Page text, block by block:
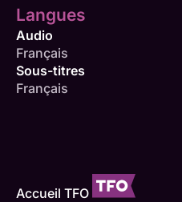
Langues
Audio
Français
Sous-titres
Français
Accueil TFO